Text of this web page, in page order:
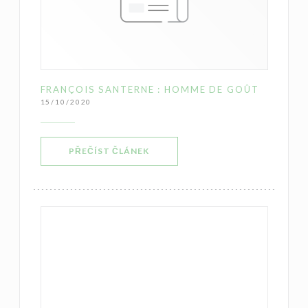
FRANÇOIS SANTERNE : HOMME DE GOÛT
15/10/2020
PŘEČÍST ČLÁNEK